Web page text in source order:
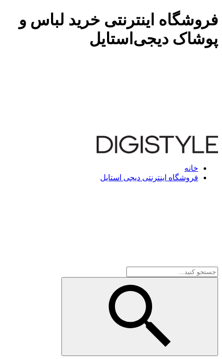
فروشگاه اینترنتی خرید لباس و
پوشاک دیجی‌استایل
خانه
فروشگاه اینترنتی دیجی استایل